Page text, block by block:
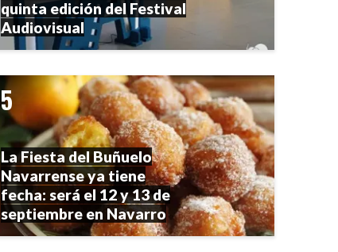
quinta edición del Festival
Audiovisual
La Fiesta del Buñuelo
Navarrense ya tiene
fecha: será el 12 y 13 de
septiembre en Navarro